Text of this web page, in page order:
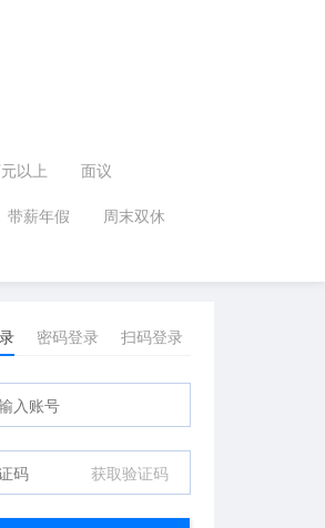
以上
面议
带薪年假
周末双休
密码登录 扫码登录
获取验证码